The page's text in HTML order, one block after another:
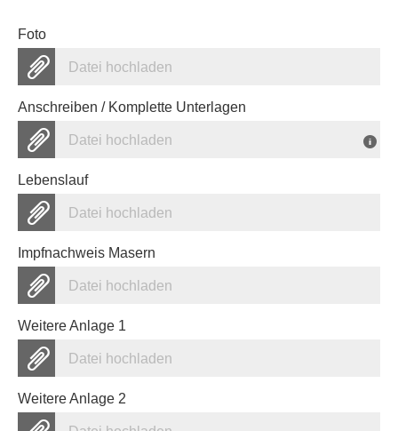
Foto
Datei hochladen
Anschreiben / Komplette Unterlagen
Datei hochladen
Lebenslauf
Datei hochladen
Impfnachweis Masern
Datei hochladen
Weitere Anlage 1
Datei hochladen
Weitere Anlage 2